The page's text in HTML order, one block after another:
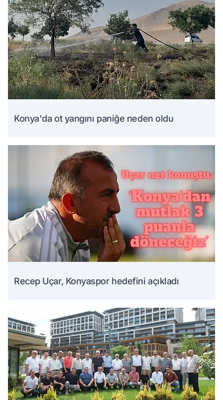
Konya'da ot yangını paniğe neden oldu
Recep Uçar, Konyaspor hedefini açıkladı